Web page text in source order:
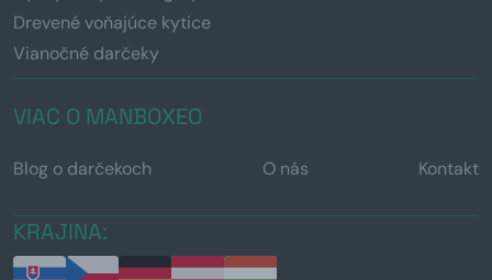
Drevené voňajúce kytice
Vianočné darčeky
VIAC O MANBOXEO
Blog o darčekoch O nás Kontakt
KRAJINA: